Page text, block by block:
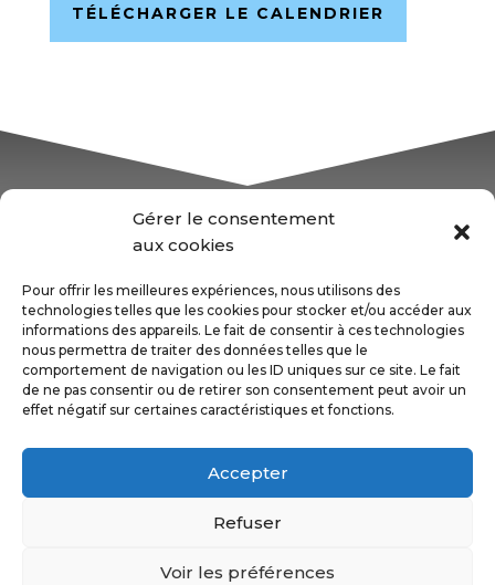
Gérer le consentement
aux cookies
Pour offrir les meilleures expériences, nous utilisons des
technologies telles que les cookies pour stocker et/ou accéder aux
informations des appareils. Le fait de consentir à ces technologies
nous permettra de traiter des données telles que le
comportement de navigation ou les ID uniques sur ce site. Le fait
de ne pas consentir ou de retirer son consentement peut avoir un
effet négatif sur certaines caractéristiques et fonctions.
Accepter
Refuser
Voir les préférences
TÉLÉCHARGER LE CALENDRIER
© AOBD Saint Nolff 2025